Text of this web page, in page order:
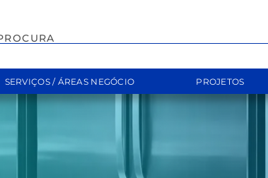
SERVIÇOS / ÁREAS NEGÓCIO PROJETOS